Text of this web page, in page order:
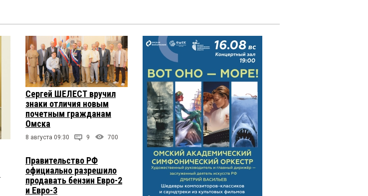
Сергей ШЕЛЕСТ вручил
знаки отличия новым
почетным гражданам
Омска
8 августа 09:30 9 700
Правительство РФ
официально разрешило
продавать бензин Евро-2
и Евро-3